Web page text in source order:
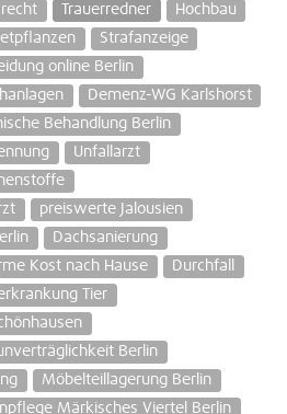
Trauerredner
Hochbau
Strafanzeige
online Berlin
Demenz-WG Karlshorst
Behandlung Berlin
Unfallarzt
preiswerte Jalousien
Dachsanierung
Kost nach Hause
Durchfall
Tier
Berlin
Möbelteillagerung Berlin
Märkisches Viertel Berlin